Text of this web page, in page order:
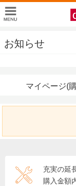
お知らせ
マイページ(
充実の延
購入金額